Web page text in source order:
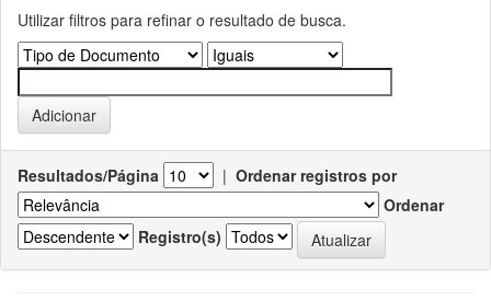
Utilizar filtros para refinar o resultado de busca.
Resultados/Página | Ordenar registros por
Ordenar
Registro(s)